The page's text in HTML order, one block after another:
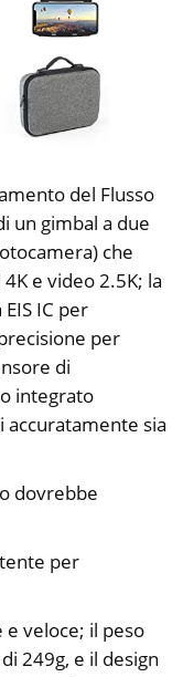
del Flusso
un gimbal a due
che
e video 2.5K; la
IC per
per
di
integrato
accuratamente sia
dovrebbe
per
e veloce; il peso
249g, e il design